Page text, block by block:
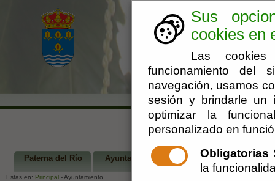
Sus
cookies en
Las
funcionamiento del
navegación, usamos
sesión y brindarle un
optimizar la
personalizado en
Obligatorias
la
Paterna del Río Ayuntamiento Turismo
Estas en: Principal - Ayuntamiento